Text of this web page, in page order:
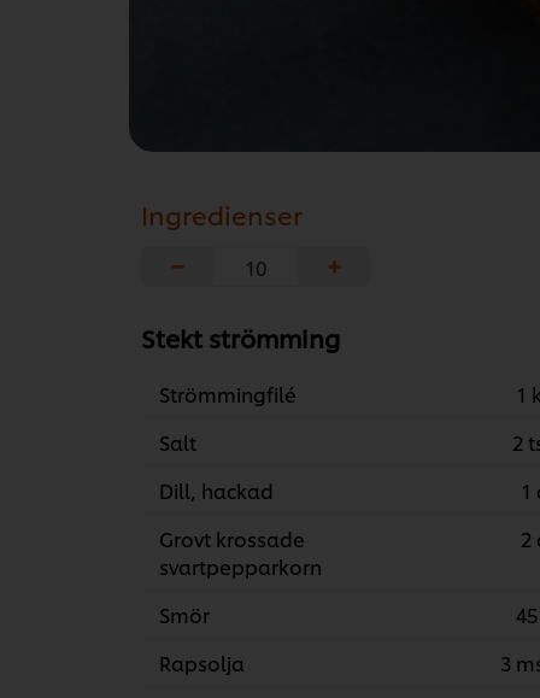
Ingredienser
−
+
Stekt strömming
Strömmingfilé
1
Salt
2
Dill, hackad
1
Grovt krossade
svartpepparkorn
2
Smör
Rapsolja
3